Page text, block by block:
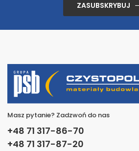
ZASUBSKRYBUJ
Masz pytanie? Zadzwoń do nas
+48 71 317-86-70
+48 71 317-87-20